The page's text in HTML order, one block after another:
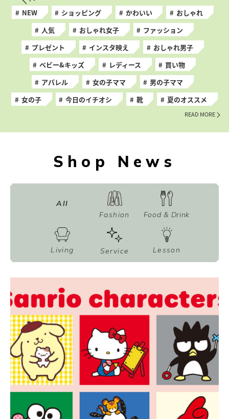
NEW ショッピング かわいい
おしゃれ
人気
おしゃれ女子
ファッション
プレゼント
インスタ映え
おしゃれ男子
ベビー&キッズ
レディース
買い物
アパレル
女の子ママ
男の子ママ
女の子
今日のイチオシ 靴 夏のオススメ
READ MORE
Shop News
All
Fashion
Food & Drink
Living Service Lesson